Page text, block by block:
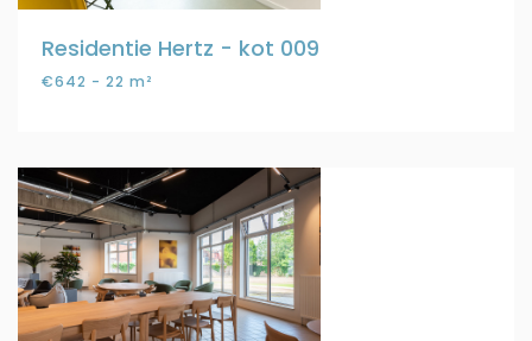
Residentie Hertz - kot 009
€642 - 22 m²